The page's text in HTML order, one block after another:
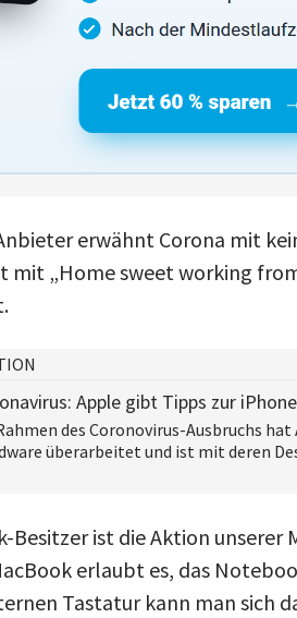
erwähnt Corona mit
„Home sweet working
Apple gibt Tipps zur
des Coronovirus-Ausbruchs
überarbeitet und ist mit deren
Besitzer ist die Aktion unserer
erlaubt es, das
Tastatur kann man sich